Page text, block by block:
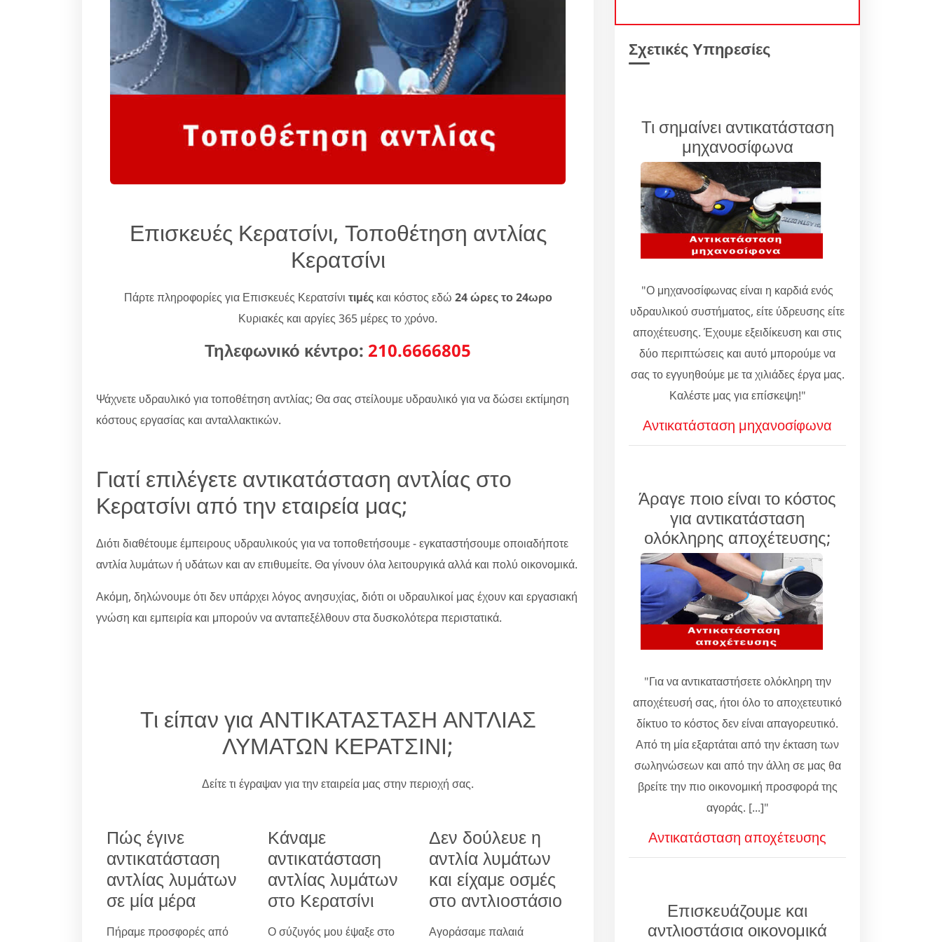
Επισκευές Κερατσίνι, Τοποθέτηση αντλίας
Κερατσίνι
Πάρτε πληροφορίες για Επισκευές Κερατσίνι τιμέςκαι κόστος εδώ 24 ώρες το 24ωρο
Κυριακές και αργίες 365 μέρες το χρόνο.
Τηλεφωνικό κέντρο: 210.6666805
Ψάχνετε υδραυλικό για τοποθέτηση αντλίας; Θα σας στείλουμε υδραυλικό για να δώσει εκτίμηση
κόστους εργασίας και ανταλλακτικών.
Γιατί επιλέγετε αντικατάσταση αντλίας στο
Κερατσίνι από την εταιρεία μας;
Διότι διαθέτουμε έμπειρους υδραυλικούς για να τοποθετήσουμε - εγκαταστήσουμε οποιαδήποτε
αντλία λυμάτων ή υδάτων και αν επιθυμείτε. Θα γίνουν όλα λειτουργικά αλλά και πολύ οικονομικά.
Ακόμη, δηλώνουμε ότι δεν υπάρχει λόγος ανησυχίας, διότι οι υδραυλικοί μας έχουν και εργασιακή
γνώση και εμπειρία και μπορούν να ανταπεξέλθουν στα δυσκολότερα περιστατικά.
Τι είπαν για ΑΝΤΙΚΑΤΑΣΤΑΣΗ ΑΝΤΛΙΑΣ
ΛΥΜΑΤΩΝ ΚΕΡΑΤΣΙΝΙ;
Δείτε τι έγραψαν για την εταιρεία μας στην περιοχή σας.
Πώς έγινε
αντικατάσταση
αντλίας λυμάτων
σε μία μέρα
Πήραμε προσφορές από
Κάναμε
αντικατάσταση
αντλίας λυμάτων
στο Κερατσίνι
Ο σύζυγός μου έψαξε στο
Δεν δούλευε η
αντλία λυμάτων
και είχαμε οσμές
στο αντλιοστάσιο
Αγοράσαμε παλαιά
Σχετικές Υπηρεσίες
Τι σημαίνει αντικατάσταση
μηχανοσίφωνα
"Ο μηχανοσίφωνας είναι η καρδιά ενός
υδραυλικού συστήματος, είτε ύδρευσης είτε
αποχέτευσης. Έχουμε εξειδίκευση και στις
δύο περιπτώσεις και αυτό μπορούμε να
σας το εγγυηθούμε με τα χιλιάδες έργα μας.
Καλέστε μας για επίσκεψη!"
Αντικατάσταση μηχανοσίφωνα
Άραγε ποιο είναι το κόστος
για αντικατάσταση
ολόκληρης αποχέτευσης;
"Για να αντικαταστήσετε ολόκληρη την
αποχέτευσή σας, ήτοι όλο το αποχετευτικό
δίκτυο το κόστος δεν είναι απαγορευτικό.
Από τη μία εξαρτάται από την έκταση των
σωληνώσεων και από την άλλη σε μας θα
βρείτε την πιο οικονομική προσφορά της
αγοράς. [...]"
Αντικατάσταση αποχέτευσης
Επισκευάζουμε και
αντλιοστάσια οικονομικά